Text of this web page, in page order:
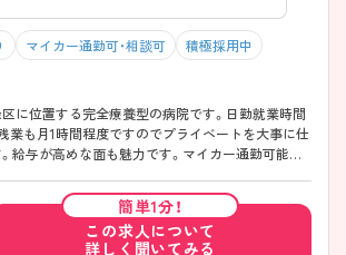
マイカー通勤可・相談可 積極採用中
に位置する完全療養型の病院です。日勤就業時間
業も月1時間程度ですのでプライベートを大事に仕
給与が高めな面も魅力です。マイカー通勤可能で、
イントなど、さらに詳細をお話しいたしますのでお
。
簡単1分！
この求人について
詳しく聞いてみる